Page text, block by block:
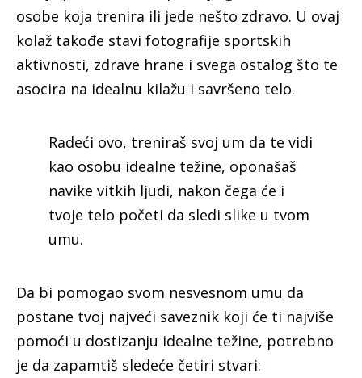
osobe koja trenira ili jede nešto zdravo. U ovaj
kolaž takođe stavi fotografije sportskih
aktivnosti, zdrave hrane i svega ostalog što te
asocira na idealnu kilažu i savršeno telo.
Radeći ovo, treniraš svoj um da te vidi
kao osobu idealne težine, oponašaš
navike vitkih ljudi, nakon čega će i
tvoje telo početi da sledi slike u tvom
umu.
Da bi pomogao svom nesvesnom umu da
postane tvoj najveći saveznik koji će ti najviše
pomoći u dostizanju idealne težine, potrebno
je da zapamtiš sledeće četiri stvari: